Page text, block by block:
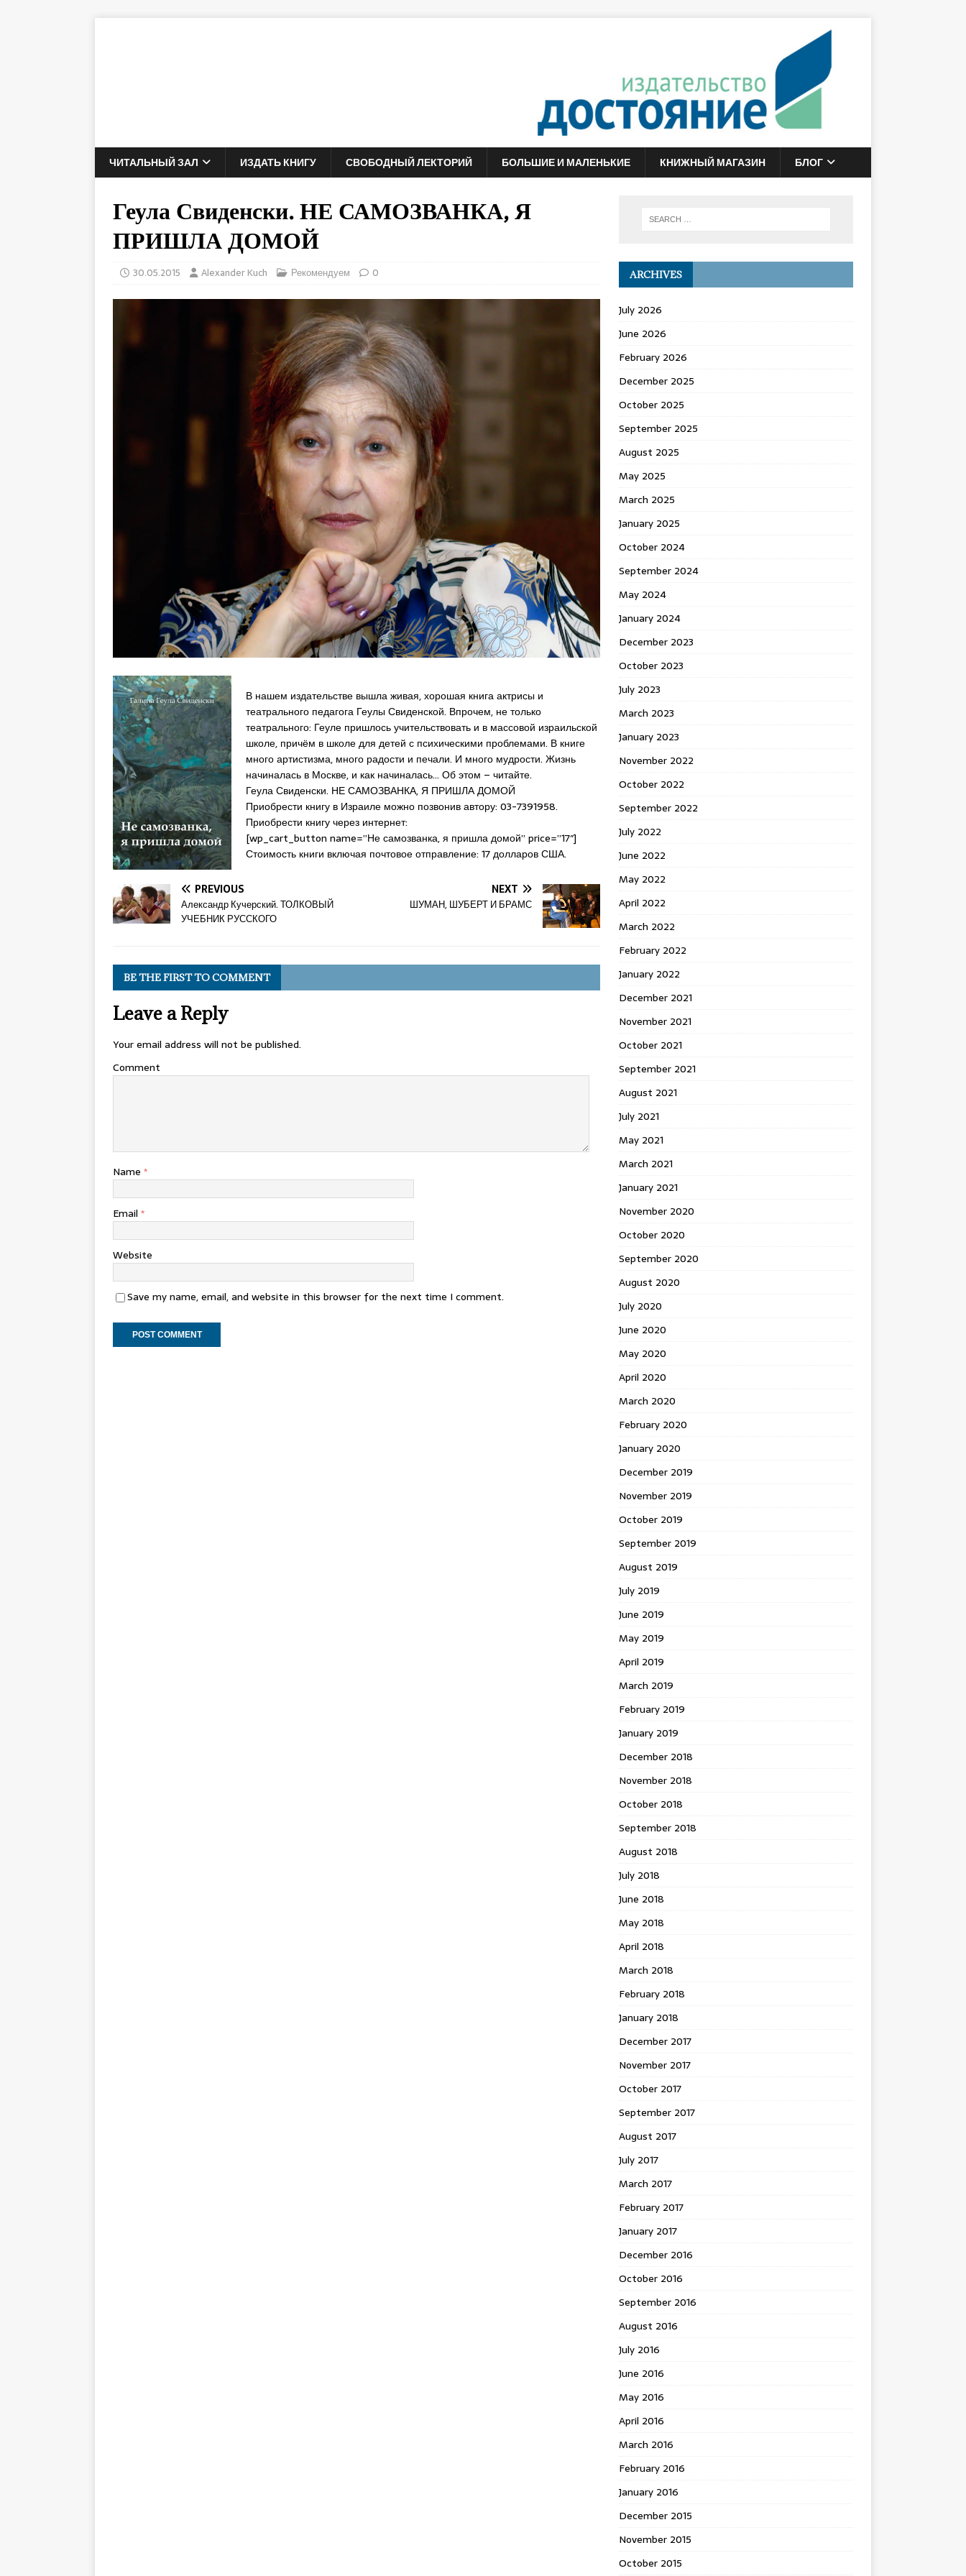
ЧИТАЛЬНЫЙ ЗАЛ ИЗДАТЬ КНИГУ СВОБОДНЫЙ ЛЕКТОРИЙ БОЛЬШИЕ И МАЛЕНЬКИЕ КНИЖНЫЙ МАГАЗИН БЛОГ
Геула Свиденски. НЕ САМОЗВАНКА, Я
ПРИШЛА ДОМОЙ
30.05.2015 Alexander Kuch Рекомендуем 0
В нашем издательстве вышла живая, хорошая книга актрисы и
театрального педагога Геулы Свиденской. Впрочем, не только
театрального: Геуле пришлось учительствовать и в массовой израильской
школе, причём в школе для детей с психическими проблемами. В книге
много артистизма, много радости и печали. И много мудрости. Жизнь
начиналась в Москве, и как начиналась… Об этом – читайте.
Геула Свиденски. НЕ САМОЗВАНКА, Я ПРИШЛА ДОМОЙ
Приобрести книгу в Израиле можно позвонив автору: 03-7391958.
Приобрести книгу через интернет:
[wp_cart_button name=”Не самозванка, я пришла домой” price=”17″]
Стоимость книги включая почтовое отправление: 17 долларов США.
PREVIOUS
Александр Кучерский. ТОЛКОВЫЙ
УЧЕБНИК РУССКОГО
NEXT
ШУМАН, ШУБЕРТ И БРАМС
BE THE FIRST TO COMMENT
Leave a Reply
Your email address will not be published.
Comment
Name *
Email *
Website
Save my name, email, and website in this browser for the next time I comment.
ARCHIVES
July 2026
June 2026
February 2026
December 2025
October 2025
September 2025
August 2025
May 2025
March 2025
January 2025
October 2024
September 2024
May 2024
January 2024
December 2023
October 2023
July 2023
March 2023
January 2023
November 2022
October 2022
September 2022
July 2022
June 2022
May 2022
April 2022
March 2022
February 2022
January 2022
December 2021
November 2021
October 2021
September 2021
August 2021
July 2021
May 2021
March 2021
January 2021
November 2020
October 2020
September 2020
August 2020
July 2020
June 2020
May 2020
April 2020
March 2020
February 2020
January 2020
December 2019
November 2019
October 2019
September 2019
August 2019
July 2019
June 2019
May 2019
April 2019
March 2019
February 2019
January 2019
December 2018
November 2018
October 2018
September 2018
August 2018
July 2018
June 2018
May 2018
April 2018
March 2018
February 2018
January 2018
December 2017
November 2017
October 2017
September 2017
August 2017
July 2017
March 2017
February 2017
January 2017
December 2016
October 2016
September 2016
August 2016
July 2016
June 2016
May 2016
April 2016
March 2016
February 2016
January 2016
December 2015
November 2015
October 2015